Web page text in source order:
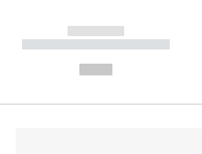
------------
----------- ----------- --------